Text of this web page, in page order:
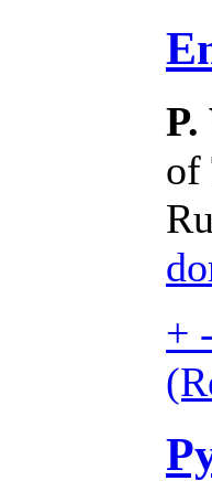
of
+ -